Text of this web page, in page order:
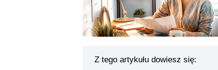
Z tego artykułu dowiesz się: